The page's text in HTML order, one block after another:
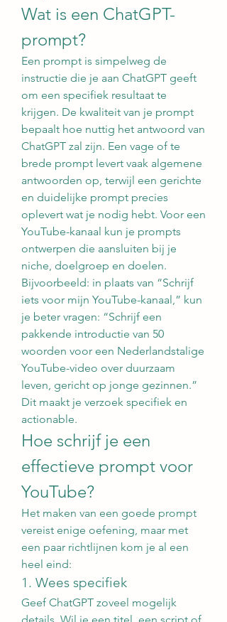
Wat is een ChatGPT-
prompt?
Een prompt is simpelweg de
instructie die je aan ChatGPT geeft
om een specifiek resultaat te
krijgen. De kwaliteit van je prompt
bepaalt hoe nuttig het antwoord van
ChatGPT zal zijn. Een vage of te
brede prompt levert vaak algemene
antwoorden op, terwijl een gerichte
en duidelijke prompt precies
oplevert wat je nodig hebt. Voor een
YouTube-kanaal kun je prompts
ontwerpen die aansluiten bij je
niche, doelgroep en doelen.
Bijvoorbeeld: in plaats van “Schrijf
iets voor mijn YouTube-kanaal,” kun
je beter vragen: “Schrijf een
pakkende introductie van 50
woorden voor een Nederlandstalige
YouTube-video over duurzaam
leven, gericht op jonge gezinnen.”
Dit maakt je verzoek specifiek en
actionable.
Hoe schrijf je een
effectieve prompt voor
YouTube?
Het maken van een goede prompt
vereist enige oefening, maar met
een paar richtlijnen kom je al een
heel eind:
1. Wees specifiek
Geef ChatGPT zoveel mogelijk